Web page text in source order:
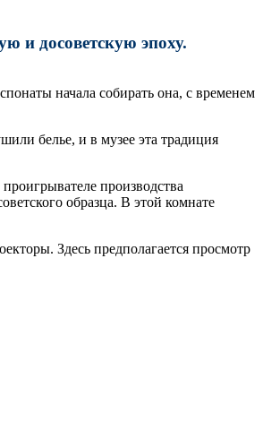
и досоветскую эпоху.
начала собирать она, с временем
белье, и в музее эта традиция
производства
образца. В этой комнате
Здесь предполагается просмотр